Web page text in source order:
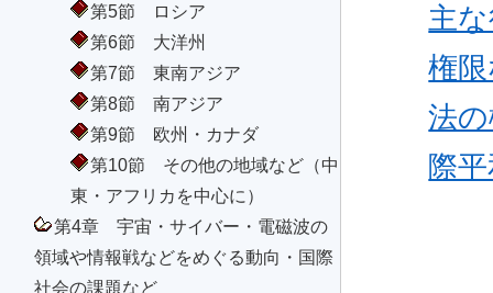
第5節 ロシア
第6節 大洋州
第7節 東南アジア
第8節 南アジア
第9節 欧州・カナダ
第10節 その他の地域など（中
東・アフリカを中心に）
第4章 宇宙・サイバー・電磁波の
領域や情報戦などをめぐる動向・国際
社会の課題など
主
権
法
際